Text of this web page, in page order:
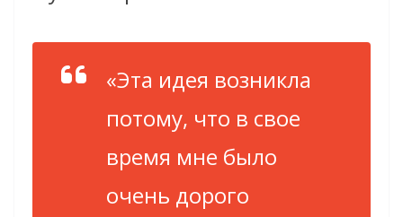
«Эта идея возникла
потому, что в свое
время мне было
очень дорого